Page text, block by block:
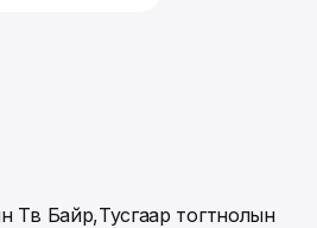
Байр,Тусгаар тогтнолын